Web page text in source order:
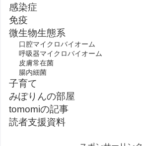
感染症
免疫
微生物生態系
口腔マイクロバイオーム
呼吸器マイクロバイオーム
皮膚常在菌
腸内細菌
子育て
みぽりんの部屋
tomomiの記事
読者支援資料